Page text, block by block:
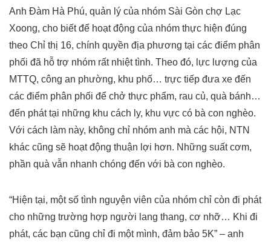
Anh Đàm Hà Phú, quản lý của nhóm Sài Gòn chợ Lạc
Xoong, cho biết để hoạt động của nhóm thực hiện đúng
theo Chỉ thị 16, chính quyền địa phương tại các điểm phân
phối đã hỗ trợ nhóm rất nhiệt tình. Theo đó, lực lượng của
MTTQ, công an phường, khu phố… trực tiếp đưa xe đến
các điểm phân phối để chở thực phẩm, rau củ, quà bánh…
đến phát tại những khu cách ly, khu vực có bà con nghèo.
Với cách làm này, không chỉ nhóm anh mà các hội, NTN
khác cũng sẽ hoạt động thuận lợi hơn. Những suất cơm,
phần quà vẫn nhanh chóng đến với bà con nghèo.
“Hiện tại, một số tình nguyện viên của nhóm chỉ còn đi phát
cho những trường hợp người lang thang, cơ nhỡ… Khi đi
phát, các bạn cũng chỉ đi một mình, đảm bảo 5K” – anh